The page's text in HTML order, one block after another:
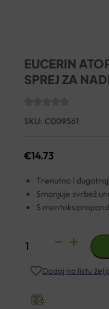
EUCERIN
SPREJ ZA
SKU: C009561
€14.73
Trenutno i
Smanjuje svrbež
S
EUCERIN
ANTI-
SPREJ
Dodaj na listu